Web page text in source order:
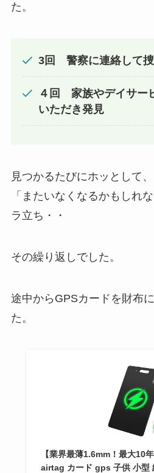
た。
3回 警察に連絡して
４回 家族やデイサー
いただき発見
見つかるたびにホッとして
「またいなくなるかもしれ
ラ立ち・・
その繰り返しでした。
途中からGPSカードを財布
た。
【業界最薄1.6mm！最大10
airtag カード gps 子供 小型